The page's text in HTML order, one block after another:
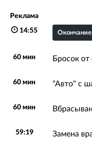
Реклама
14:55
60 мин Бросок от
60 мин "Авто" с
60 мин
59:19 Замена